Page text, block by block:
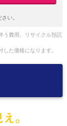
い。
う費用、リサイクル預託
た価格になります。